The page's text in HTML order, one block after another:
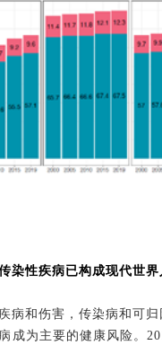
染性疾病已构成现代世
病和伤害，传染病和可
成为主要的健康风险。